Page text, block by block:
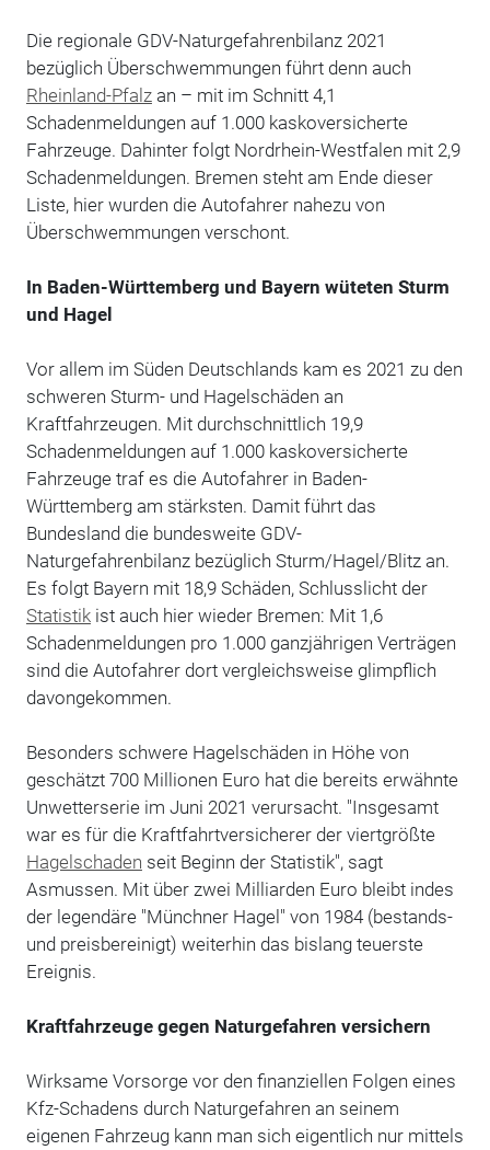
Die regionale GDV-Naturgefahrenbilanz 2021
bezüglich Überschwemmungen führt denn auch
Rheinland-Pfalzan – mit im Schnitt 4,1
Schadenmeldungen auf 1.000 kaskoversicherte
Fahrzeuge. Dahinter folgt Nordrhein-Westfalen mit 2,9
Schadenmeldungen. Bremen steht am Ende dieser
Liste, hier wurden die Autofahrer nahezu von
Überschwemmungen verschont.
In Baden-Württemberg und Bayern wüteten Sturm
und Hagel
Vor allem im Süden Deutschlands kam es 2021 zu den
schweren Sturm- und Hagelschäden an
Kraftfahrzeugen. Mit durchschnittlich 19,9
Schadenmeldungen auf 1.000 kaskoversicherte
Fahrzeuge traf es die Autofahrer in Baden-
Württemberg am stärksten. Damit führt das
Bundesland die bundesweite GDV-
Naturgefahrenbilanz bezüglich Sturm/Hagel/Blitz an.
Es folgt Bayern mit 18,9 Schäden, Schlusslicht der
Statistikist auch hier wieder Bremen: Mit 1,6
Schadenmeldungen pro 1.000 ganzjährigen Verträgen
sind die Autofahrer dort vergleichsweise glimpflich
davongekommen.
Besonders schwere Hagelschäden in Höhe von
geschätzt 700 Millionen Euro hat die bereits erwähnte
Unwetterserie im Juni 2021 verursacht. "Insgesamt
war es für die Kraftfahrtversicherer der viertgrößte
Hagelschaden seit Beginn der Statistik", sagt
Asmussen. Mit über zwei Milliarden Euro bleibt indes
der legendäre "Münchner Hagel" von 1984 (bestands-
und preisbereinigt) weiterhin das bislang teuerste
Ereignis.
Kraftfahrzeuge gegen Naturgefahren versichern
Wirksame Vorsorge vor den finanziellen Folgen eines
Kfz-Schadens durch Naturgefahren an seinem
eigenen Fahrzeug kann man sich eigentlich nur mittels